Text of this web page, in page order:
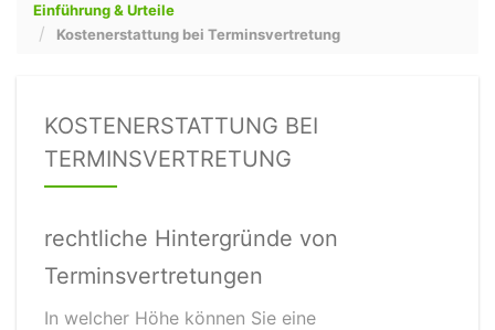
Einführung & Urteile
Kostenerstattung bei Terminsvertretung
KOSTENERSTATTUNG BEI
TERMINSVERTRETUNG
rechtliche Hintergründe von
Terminsvertretungen
In welcher Höhe können Sie eine